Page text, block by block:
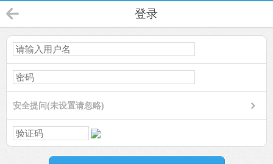
登录
安全提问(未设置请忽略)